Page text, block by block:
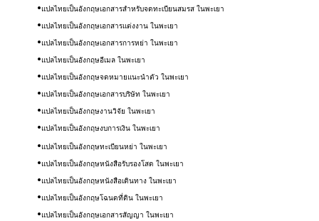
แปลไทยเป็นอังกฤษเอกสารสำหรับจดทะเบียนสมรส ในพะเยา
แปลไทยเป็นอังกฤษเอกสารแต่งงาน ในพะเยา
แปลไทยเป็นอังกฤษเอกสารการหย่า ในพะเยา
แปลไทยเป็นอังกฤษอีเมล ในพะเยา
แปลไทยเป็นอังกฤษจดหมายแนะนำตัว ในพะเยา
แปลไทยเป็นอังกฤษเอกสารบริษัท ในพะเยา
แปลไทยเป็นอังกฤษงานวิจัย ในพะเยา
แปลไทยเป็นอังกฤษงบการเงิน ในพะเยา
แปลไทยเป็นอังกฤษทะเบียนหย่า ในพะเยา
แปลไทยเป็นอังกฤษหนังสือรับรองโสด ในพะเยา
แปลไทยเป็นอังกฤษหนังสือเดินทาง ในพะเยา
แปลไทยเป็นอังกฤษโฉนดที่ดิน ในพะเยา
แปลไทยเป็นอังกฤษ​เอกสารสัญญา ในพะเยา